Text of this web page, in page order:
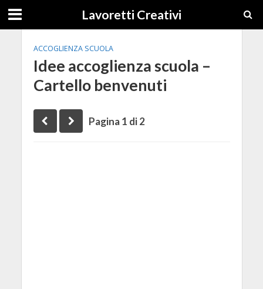
Lavoretti Creativi
ACCOGLIENZA SCUOLA
Idee accoglienza scuola –
Cartello benvenuti
Pagina 1 di 2